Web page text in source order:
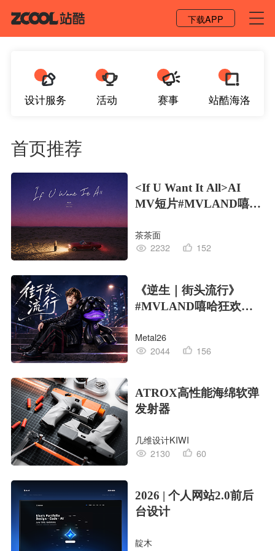
下载APP
设计服务 活动 赛事 站酷海洛
首页推荐
<If U Want It All>AI
MV短片#MVLAND嘻哈
茶茶面
2232
152
《逆生｜街头流行》
#MVLAND嘻哈狂欢派
Metal26
2044
156
ATROX高性能海绵软弹
发射器
几维设计KIWI
2130
60
2026 | 个人网站2.0前后
台设计
靛木